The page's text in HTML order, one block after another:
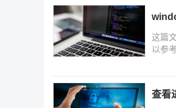
这篇
以参
查看